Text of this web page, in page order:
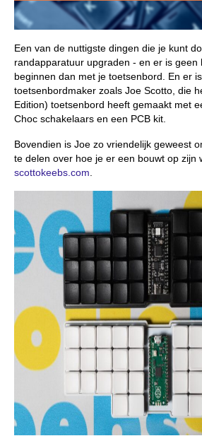
Een van de nuttigste dingen die je kunt
randapparatuur upgraden - en er is geen
beginnen dan met je toetsenbord. En er
toetsenbordmaker zoals Joe Scotto, die
Edition) toetsenbord heeft gemaakt met
Choc schakelaars en een PCB kit.
Bovendien is Joe zo vriendelijk geweest
te delen over hoe je er een bouwt op zijn
scottokeebs.com.